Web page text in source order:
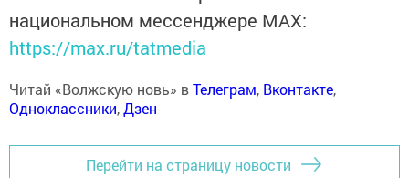
национальном мессенджере MАХ:
https://max.ru/tatmedia
Читай «Волжскую новь» вТелеграм, Вконтакте,
Одноклассники,Дзен
Перейти на страницу новости